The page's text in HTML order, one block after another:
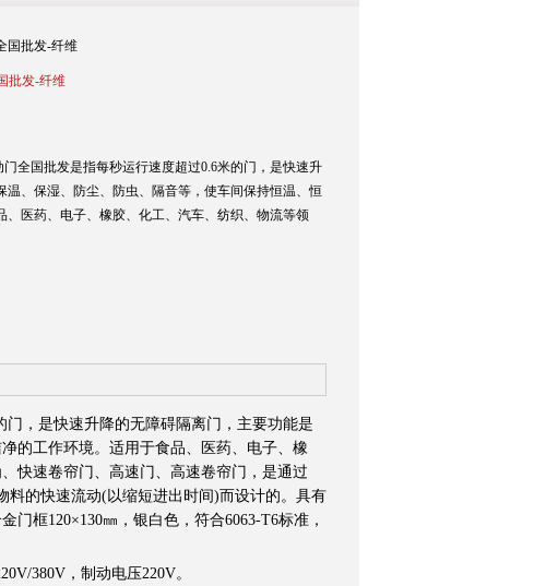
国批发-纤维
批发-纤维
全国批发是指每秒运行速度超过0.6米的门，是快速升
温、保湿、防尘、防虫、隔音等，使车间保持恒温、恒
、医药、电子、橡胶、化工、汽车、纺织、物流等领
门，是快速升降的无障碍隔离门，主要功能是
的工作环境。适用于食品、医药、电子、橡
快速卷帘门、高速门、高速卷帘门，是通过
料的快速流动(以缩短进出时间)而设计的。具有
框120×130㎜，银白色，符合6063-T6标准，
380V，制动电压220V。